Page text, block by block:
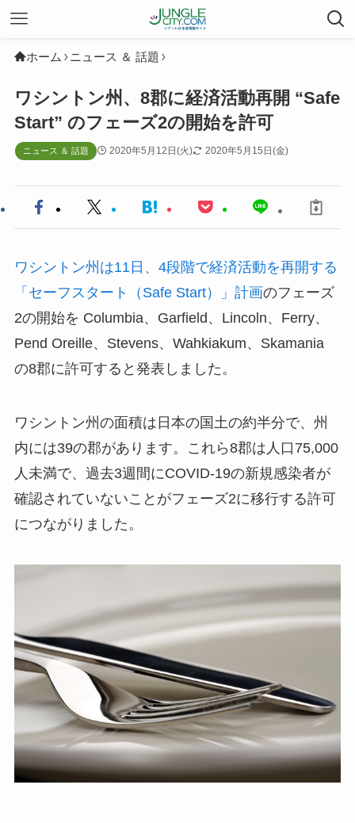
ホーム ニュース ＆ 話題
ワシントン州、8郡に経済活動再開 “Safe
Start” のフェーズ2の開始を許可
ニュース ＆ 話題 2020年5月12日(火) 2020年5月15日(金)
ワシントン州は11日、4段階で経済活動を再開する
「セーフスタート（Safe Start）」計画のフェーズ
2の開始を Columbia、Garfield、Lincoln、Ferry、
Pend Oreille、Stevens、Wahkiakum、Skamania
の8郡に許可すると発表しました。
ワシントン州の面積は日本の国土の約半分で、州
内には39の郡があります。これら8郡は人口75,000
人未満で、過去3週間にCOVID-19の新規感染者が
確認されていないことがフェーズ2に移行する許可
につながりました。